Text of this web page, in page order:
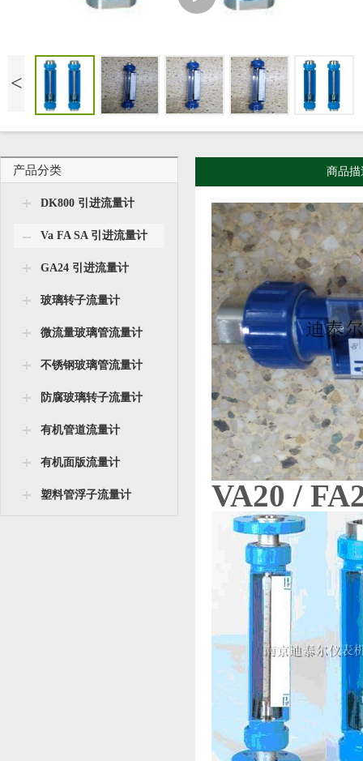
<
产品分类
DK800 引进流量计
Va FA SA 引进流量计
GA24 引进流量计
玻璃转子流量计
微流量玻璃管流量计
不锈钢玻璃管流量计
防腐玻璃转子流量计
有机管道流量计
有机面版流量计
塑料管浮子流量计
商品描
VA20 /